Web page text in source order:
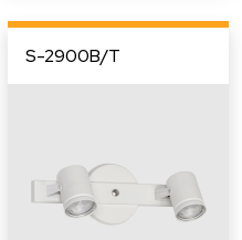
S-2900B/T